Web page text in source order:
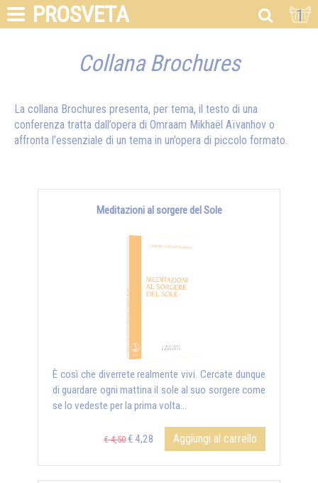
PROSVETA 1
Collana Brochures
La collana Brochures presenta, per tema, il testo di una
conferenza tratta dall’opera di Omraam Mikhaël Aïvanhov o
affronta l’essenziale di un tema in un’opera di piccolo formato.
Meditazioni al sorgere del Sole
È così che diverrete realmente vivi. Cercate dunque
di guardare ogni mattina il sole al suo sorgere come
se lo vedeste per la prima volta...
€ 4,50 € 4,28 Aggiungi al carrello